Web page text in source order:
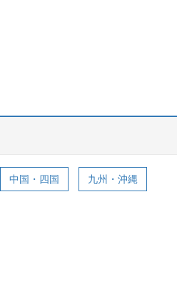
中国・四国 九州・沖縄